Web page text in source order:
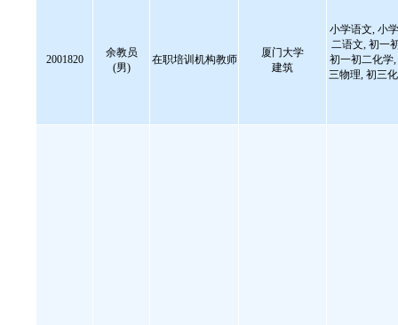
2001820
余教员
(男)
在职培训机构教师
厦门大学
建筑
小学语文, 小
二语文, 初一
初一初二化学
三物理, 初三